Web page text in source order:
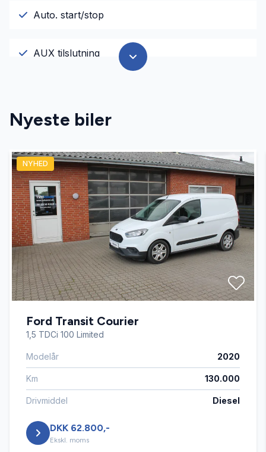
Auto. start/stop
AUX tilslutning
Bluetooth
El-klapbare sidespejle
El-ruder
Fartpilot
Fjernbetjent centrallås
Infocenter
Kørecomputer
Parkeringssensor bagved
Sædevarme
Nyeste biler
NYHED
Ford Transit Courier
1,5 TDCi 100 Limited
Modelår 2020
Km 130.000
Drivmiddel Diesel
DKK 62.800,-
Ekskl. moms